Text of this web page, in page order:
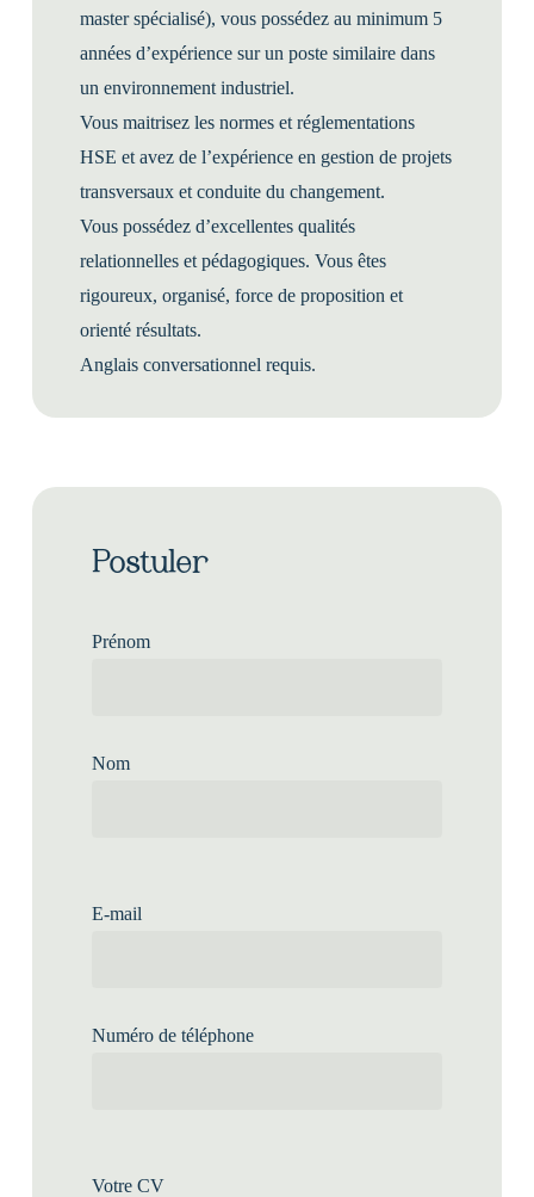
master spécialisé), vous possédez au minimum 5
années d’expérience sur un poste similaire dans
un environnement industriel.
Vous maitrisez les normes et réglementations
HSE et avez de l’expérience en gestion de projets
transversaux et conduite du changement.
Vous possédez d’excellentes qualités
relationnelles et pédagogiques. Vous êtes
rigoureux, organisé, force de proposition et
orienté résultats.
Anglais conversationnel requis.
Postuler
Prénom
Nom
E-mail
Numéro de téléphone
Votre CV